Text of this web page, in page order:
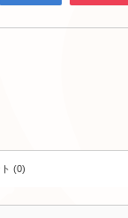
(0)